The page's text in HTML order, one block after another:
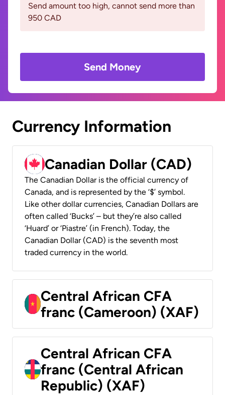
Send amount too high, cannot send more than
950 CAD
Send Money
Currency Information
Canadian Dollar (CAD)
The Canadian Dollar is the official currency of
Canada, and is represented by the ‘$’ symbol.
Like other dollar currencies, Canadian Dollars are
often called ‘Bucks’ – but they’re also called
‘Huard’ or ‘Piastre’ (in French). Today, the
Canadian Dollar (CAD) is the seventh most
traded currency in the world.
Central African CFA
franc (Cameroon) (XAF)
Central African CFA
franc (Central African
Republic) (XAF)